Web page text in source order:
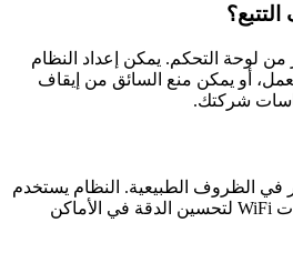
من لوحة التحكم. يمكن إعداد النظام
أو يمكن منع السائق من إيقاف
شركتك.
تصل إلى 3-5 أمتار في الظروف الطبيعية. النظام يستخدم
GPS الهاتف بالإضافة لشبكات WiFi لتحسين الدقة في الأماكن